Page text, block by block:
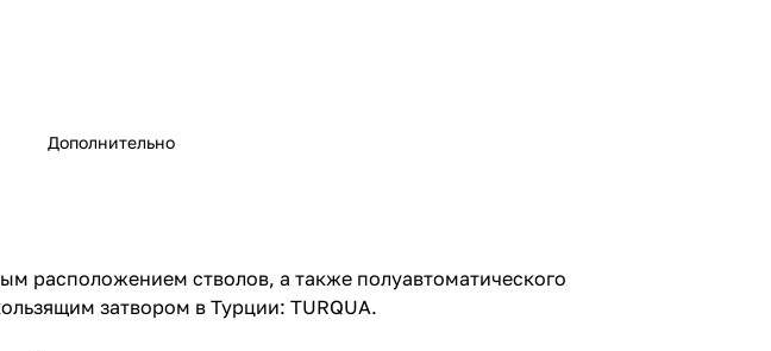
Дополнительно
расположением стволов, а также полуавтоматического
затвором в Турции: TURQUA.